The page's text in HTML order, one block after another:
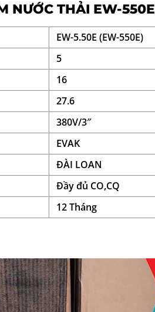
NƯỚC THẢI EW-550E
EW-5.50E (EW-550E)
5
16
27.6
380V/3″
EVAK
ĐÀI LOAN
Đầy đủ CO,CQ
12 Tháng